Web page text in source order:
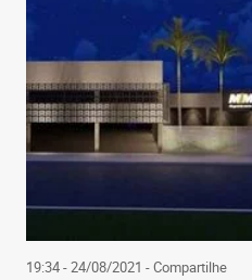
19:34 - 24/08/2021 - Compartilhe